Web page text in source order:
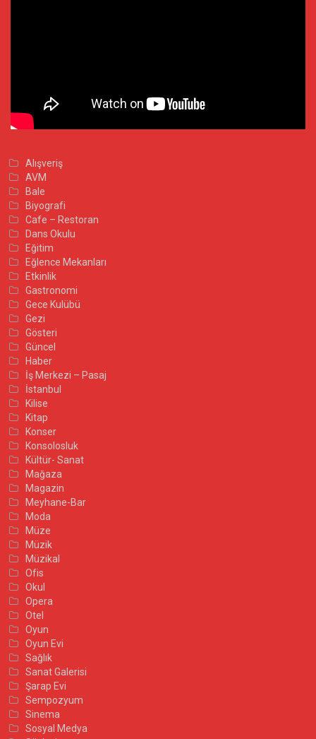
Alışveriş
AVM
Bale
Biyografi
Cafe – Restoran
Dans Okulu
Eğitim
Eğlence Mekanları
Etkinlik
Gastronomi
Gece Kulübü
Gezi
Gösteri
Güncel
Haber
İş Merkezi – Pasaj
İstanbul
Kilise
Kitap
Konser
Konsolosluk
Kültür- Sanat
Mağaza
Magazin
Meyhane-Bar
Moda
Müze
Müzik
Müzikal
Ofis
Okul
Opera
Otel
Oyun
Oyun Evi
Sağlık
Sanat Galerisi
Şarap Evi
Sempozyum
Sinema
Sosyal Medya